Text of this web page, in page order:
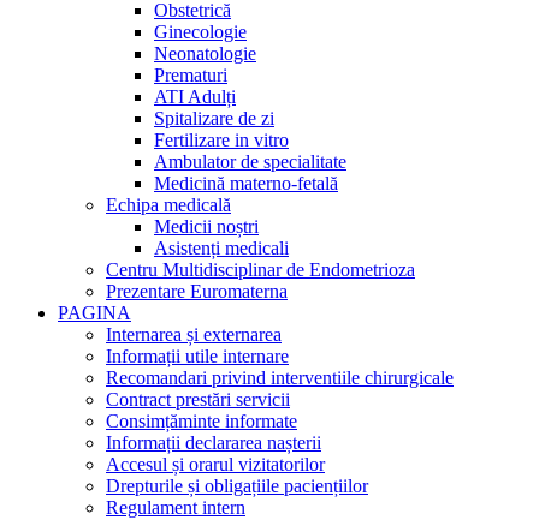
Obstetrică
Ginecologie
Neonatologie
Prematuri
ATI Adulți
Spitalizare de zi
Fertilizare in vitro
Ambulator de specialitate
Medicină materno-fetală
Echipa medicală
Medicii noștri
Asistenți medicali
Centru Multidisciplinar de Endometrioza
Prezentare Euromaterna
PAGINA
Internarea și externarea
Informații utile internare
Recomandari privind interventiile chirurgicale
Contract prestări servicii
Consimțăminte informate
Informații declararea nașterii
Accesul și orarul vizitatorilor
Drepturile și obligațiile paciențiilor
Regulament intern